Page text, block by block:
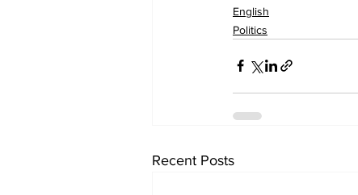
English
Politics
Recent Posts